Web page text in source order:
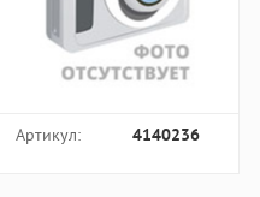
Артикул: 4140236